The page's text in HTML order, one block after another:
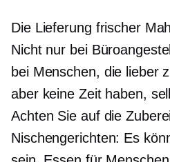
Die Lieferung frischer
Nicht nur bei
bei Menschen, die lieber
aber keine Zeit haben,
Achten Sie auf die
Nischengerichten: Es